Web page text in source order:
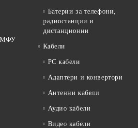
МФУ
Батерии за телефони,
радиостанции и
дистанционни
Кабели
PC кабели
Адаптери и конвертори
Антенни кабели
Аудио кабели
Видео кабели